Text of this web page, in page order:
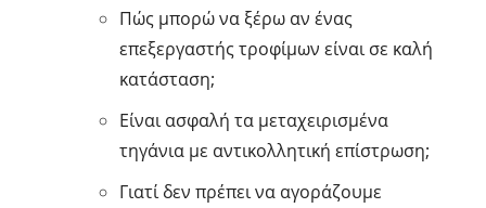
Πώς μπορώ να ξέρω αν ένας
επεξεργαστής τροφίμων είναι σε καλή
κατάσταση;
Είναι ασφαλή τα μεταχειρισμένα
τηγάνια με αντικολλητική επίστρωση;
Γιατί δεν πρέπει να αγοράζουμε